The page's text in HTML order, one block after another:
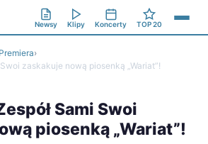
Newsy Klipy Koncerty TOP 20
Premiera›
Swoi zaskakuje nową piosenką „Wariat”!
Sami Swoi
piosenką „Wariat”!